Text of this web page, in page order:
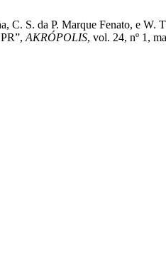
C. S. da P. Marque Fenato,
AKRÓPOLIS, vol. 24, nº 1,